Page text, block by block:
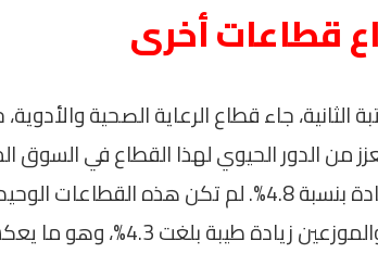
قطاعات أخرى
من الدور الحيوي لهذا القطاع في السوق
سجل زيادة بنسبة 4.8%. لم تكن هذه
طيبة بلغت 4.3%، وهو ما يعكس النشاط الكبير في مجال التجارة.